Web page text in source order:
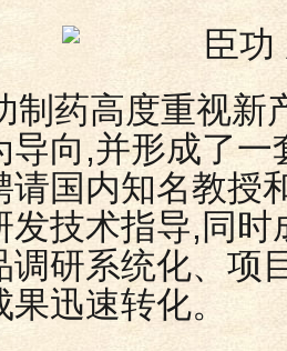
制药高度重视新
导向,并形成了
请国内知名教授
发技术指导,同
调研系统化、项
迅速转化。